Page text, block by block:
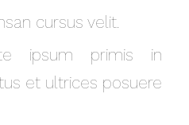
cursus velit.
ipsum primis in
et ultrices posuere